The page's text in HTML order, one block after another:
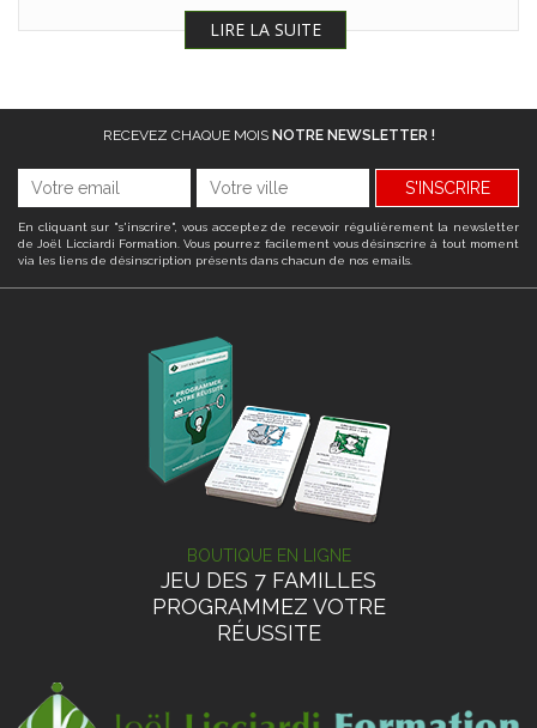
LIRE LA SUITE
RECEVEZ CHAQUE MOIS NOTRE NEWSLETTER !
S'INSCRIRE
En cliquant sur "s'inscrire", vous acceptez de recevoir régulièrement la newsletter
de Joël Licciardi Formation. Vous pourrez facilement vous désinscrire à tout moment
via les liens de désinscription présents dans chacun de nos emails.
BOUTIQUE EN LIGNE
JEU DES 7 FAMILLES
PROGRAMMEZ VOTRE
RÉUSSITE